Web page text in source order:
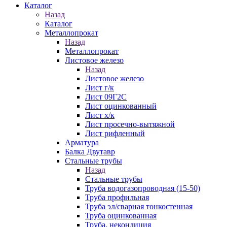
Каталог
Назад
Каталог
Металлопрокат
Назад
Металлопрокат
Листовое железо
Назад
Листовое железо
Лист г/к
Лист 09Г2С
Лист оцинкованный
Лист х/к
Лист просечно-вытяжной
Лист рифленный
Арматура
Балка Двутавр
Стальные трубы
Назад
Стальные трубы
Труба водогазопроводная (15-50)
Труба профильная
Труба эл/сварная тонкостенная
Труба оцинкованная
Труба. некондиция